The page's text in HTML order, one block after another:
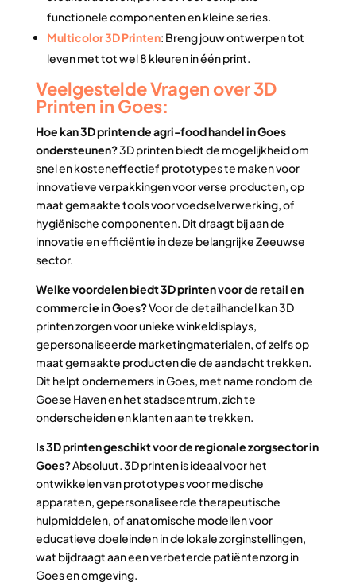
functionele componenten en kleine series.
Multicolor 3D Printen: Breng jouw ontwerpen tot
leven met tot wel 8 kleuren in één print.
Veelgestelde Vragen over 3D
Printen in Goes:
Hoe kan 3D printen de agri-food handel in Goes
ondersteunen?3D printen biedt de mogelijkheid om
snel en kosteneffectief prototypes te maken voor
innovatieve verpakkingen voor verse producten, op
maat gemaakte tools voor voedselverwerking, of
hygiënische componenten. Dit draagt bij aan de
innovatie en efficiëntie in deze belangrijke Zeeuwse
sector.
Welke voordelen biedt 3D printen voor de retail en
commercie in Goes?Voor de detailhandel kan 3D
printen zorgen voor unieke winkeldisplays,
gepersonaliseerde marketingmaterialen, of zelfs op
maat gemaakte producten die de aandacht trekken.
Dit helpt ondernemers in Goes, met name rondom de
Goese Haven en het stadscentrum, zich te
onderscheiden en klanten aan te trekken.
Is 3D printen geschikt voor de regionale zorgsector in
Goes?Absoluut. 3D printen is ideaal voor het
ontwikkelen van prototypes voor medische
apparaten, gepersonaliseerde therapeutische
hulpmiddelen, of anatomische modellen voor
educatieve doeleinden in de lokale zorginstellingen,
wat bijdraagt aan een verbeterde patiëntenzorg in
Goes en omgeving.